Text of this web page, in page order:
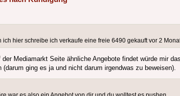
hier schreibe ich verkaufe eine freie 6490 gekauft vor 2
Mediamarkt Seite ähnliche Angebote findet würde mir
ging es ja und nicht darum irgendwas zu beweisen).